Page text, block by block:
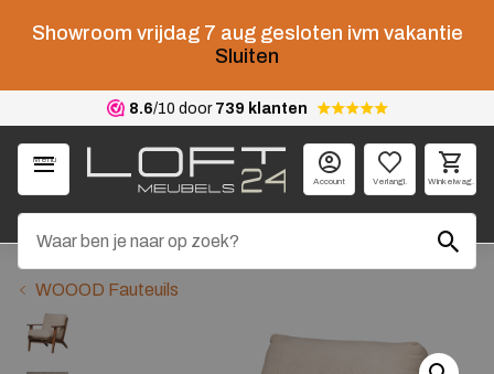
Showroom vrijdag 7 aug gesloten ivm vakantie
Sluiten
8.6/10 door 739 klanten
Menu
Account Verlangl. Winkelwag.
WOOOD Fauteuils